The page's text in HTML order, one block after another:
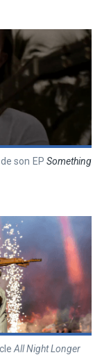
son EPSomething
All Night Longer